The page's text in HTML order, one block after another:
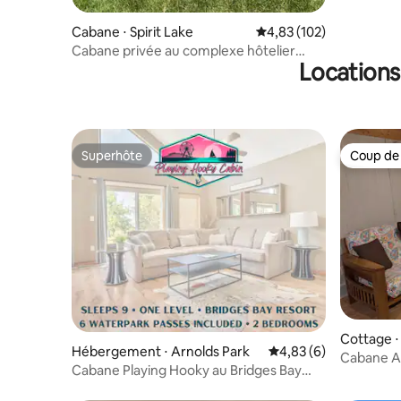
Cabane ⋅ Spirit Lake Évaluation moyenne
4,83 (102)
Cabane privée au complexe hôtelier
Superhôte
Superhôte
Hébergement ⋅ Arnolds Park Évaluation moyenne
4,83 (6)
Cabane Playing Hooky au Bridges Bay
Coup
Coup
Cottage
Cabane